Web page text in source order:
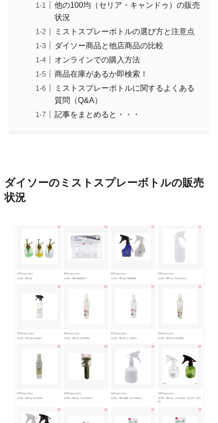
他の100均（セリア・キャンドゥ）の販売
状況
ミストスプレーボトルの選び方と注意点
ダイソー商品と他店商品の比較
オンラインでの購入方法
商品在庫があるか即検索！
ミストスプレーボトルに関するよくある
質問（Q&A）
記事をまとめると・・・
ダイソーのミストスプレーボトルの販売
状況